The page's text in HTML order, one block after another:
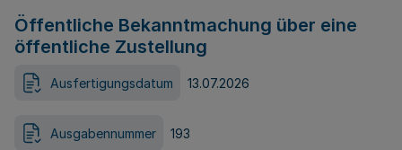
Öffentliche Bekanntmachung über eine
öffentliche Zustellung
Ausfertigungsdatum 13.07.2026
Ausgabennummer 193